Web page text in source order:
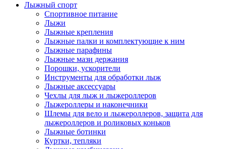
Лыжный спорт
Спортивное питание
Лыжи
Лыжные крепления
Лыжные палки и комплектующие к ним
Лыжные парафины
Лыжные мази держания
Порошки, ускорители
Инструменты для обработки лыж
Лыжные аксессуары
Чехлы для лыж и лыжероллеров
Лыжероллеры и наконечники
Шлемы для вело и лыжероллеров, защита для
лыжероллеров и роликовых коньков
Лыжные ботинки
Куртки, тепляки